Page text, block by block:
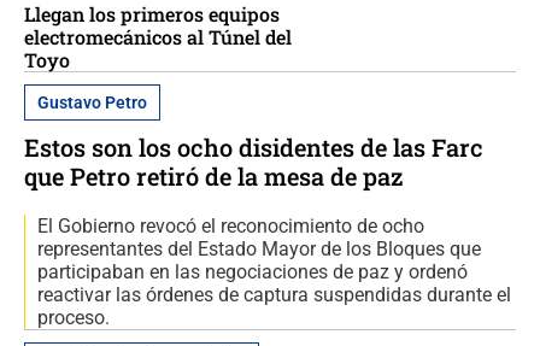
Llegan los primeros equipos
electromecánicos al Túnel del
Toyo
Gustavo Petro
Estos son los ocho disidentes de las Farc
que Petro retiró de la mesa de paz
El Gobierno revocó el reconocimiento de ocho
representantes del Estado Mayor de los Bloques que
participaban en las negociaciones de paz y ordenó
reactivar las órdenes de captura suspendidas durante el
proceso.